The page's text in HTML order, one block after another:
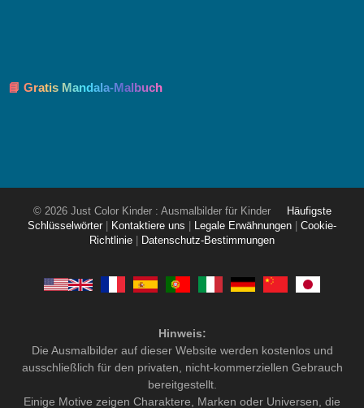
📘 Gratis Mandala-Malbuch
© 2026 Just Color Kinder : Ausmalbilder für Kinder
Häufigste
Schlüsselwörter
Kontaktiere uns Legale Erwähnungen
Cookie-
Richtlinie
Datenschutz-Bestimmungen
Hinweis:
Die Ausmalbilder auf dieser Website werden kostenlos und
ausschließlich für den privaten, nicht-kommerziellen Gebrauch
bereitgestellt.
Einige Motive zeigen Charaktere, Marken oder Universen, die